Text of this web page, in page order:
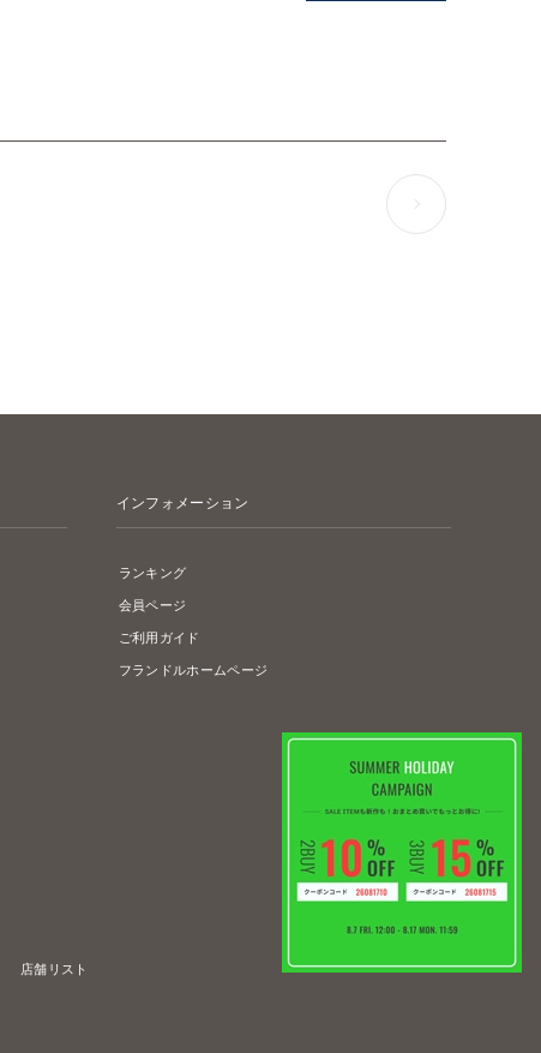
インフォメーション
ランキング
会員ページ
ご利用ガイド
フランドルホームページ
店舗リスト